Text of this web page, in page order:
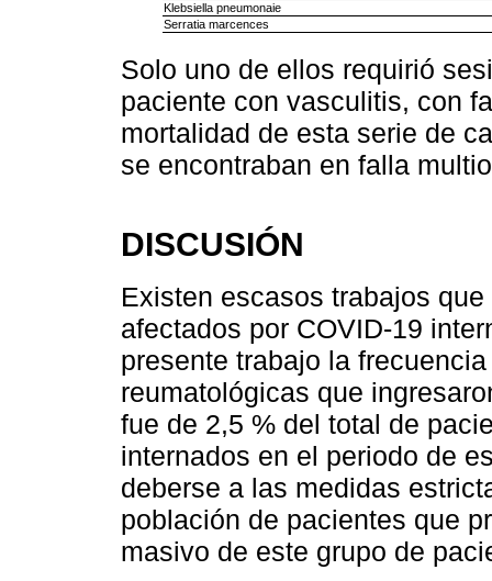
Klebsiella pneumonaie
Serratia marcences
Solo uno de ellos requirió
paciente con vasculitis, con
mortalidad de esta serie de
se encontraban en falla
DISCUSIÓN
Existen escasos trabajos
afectados por COVID-19
presente trabajo la
reumatológicas que
fue de 2,5 % del total de
internados en el periodo de
deberse a las medidas
población de pacientes que
masivo de este grupo de